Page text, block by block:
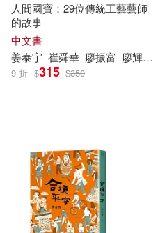
人間國寶：29位傳統工藝藝師
的故事
中文書
姜泰宇 崔舜華 廖振富 廖輝英
9 折 $315 $350